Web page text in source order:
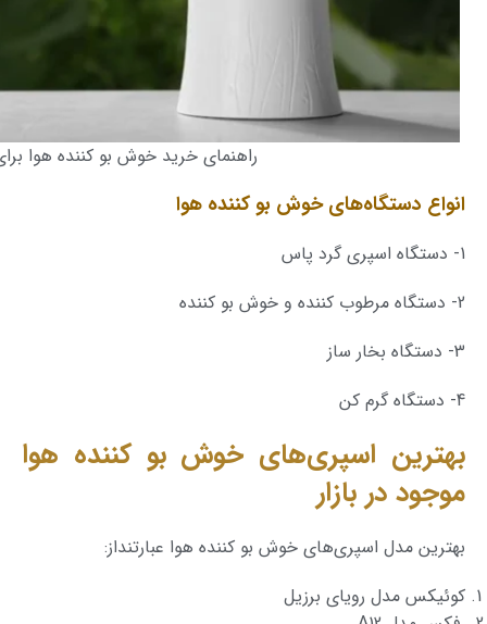
راهنمای خرید خوش بو کننده هوا
انواع دستگاه‌های خوش بو کننده هوا
1- دستگاه اسپری گرد پاس
2- دستگاه مرطوب‌ کننده و خوش بو کننده
3- دستگاه بخار ساز
4- دستگاه گرم کن
بهترین اسپری‌های خوش بو کننده هوا
موجود در بازار
بهترین مدل اسپری‌های خوش بو کننده هوا عبارتنداز:
کوئیکس مدل رویای برزیل